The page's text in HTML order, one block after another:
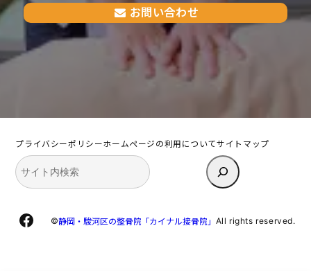
お問い合わせ
プライバシーポリシーホームページの利用についてサイトマップ
検
索
Facebook
©静岡・駿河区の整骨院「カイナル接骨院」 All rights reserved.